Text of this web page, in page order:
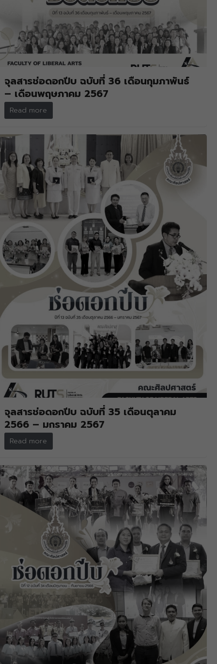
จุลสารช่อดอกปีบ ฉบับที่ 36 เดือนกุมภาพันธ์
– เดือนพฤษภาคม 2567
Read more
จุลสารช่อดอกปีบ ฉบับที่ 35 เดือนตุลาคม
2566 – มกราคม 2567
Read more